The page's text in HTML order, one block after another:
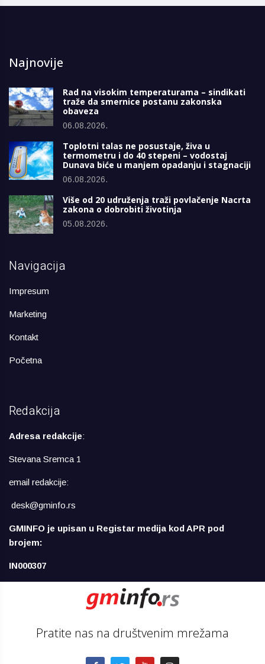
Najnovije
Rad na visokim temperaturama – sindikati
traže da smernice postanu zakonska
obaveza
06.08.2026.
Toplotni talas ne posustaje, živa u
termometru i do 40 stepeni – vodostaj
Dunava biće u manjem opadanju i stagnaciji
06.08.2026.
Više od 20 udruženja traži povlačenje Nacrta
zakona o dobrobiti životinja
05.08.2026.
Navigacija
Impresum
Marketing
Kontakt
Početna
Redakcija
Adresa redakcije:
Stevana Sremca 1
email redakcije:
desk@gminfo.rs
GMINFO je upisan u Registar medija kod APR pod
brojem:
IN000307
Pratite nas na društvenim mrežama